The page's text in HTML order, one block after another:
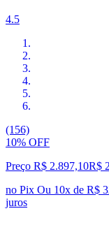
4.5
(156)
10% OFF
Preço R$ 2.897,10R$
no Pix Ou 10x de R$
juros